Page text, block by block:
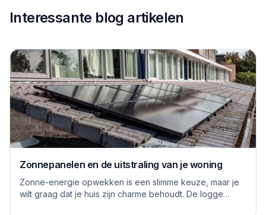
Interessante blog artikelen
Zonnepanelen en de uitstraling van je woning
Zonne-energie opwekken is een slimme keuze, maar je
wilt graag dat je huis zijn charme behoudt. De logge